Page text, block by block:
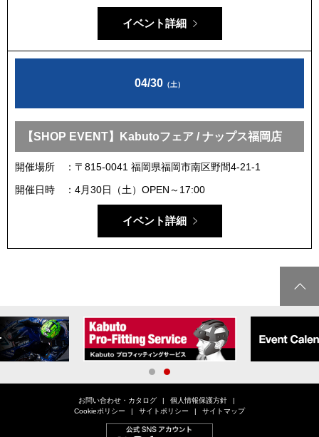
イベント詳細
04/30 （土）
【SHOP EVENT】Kabutoフェア / ナップス福岡店
開催場所
〒815-0041 福岡県福岡市南区野間4-21-1
開催日時
4月30日（土）OPEN～17:00
イベント詳細
1
お問い合わせ・カタログ
個人情報保護方針
Cookieポリシー
サイトポリシー サイトマップ